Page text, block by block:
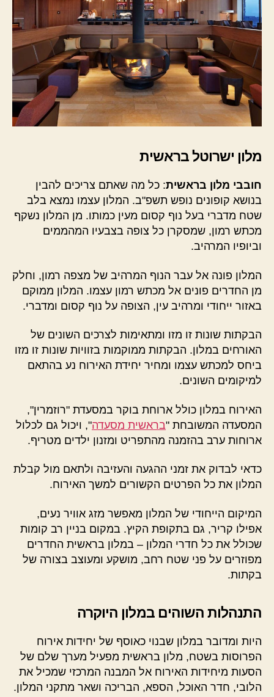
מלון ישרוטל בראשית
חובבי מלון בראשית: כל מה שאתם צריכים להבין
בנושא קופונים נופש תשפ"ב. המלון עצמו נמצא בלב
שטח מדברי בעל נוף קסום מעין כמותו. מן המלון נשקף
מכתש רמון, שמסקרן כל צופה בצבעיו המהממים
וביופיו המרהיב.
המלון פונה אל עבר הנוף המרהיב של מצפה רמון, וחלק
מן החדרים פונים אל מכתש רמון עצמו. המלון ממוקם
באזור ייחודי ומרהיב עין, הצופה על נוף קסום ומדברי.
הבקתות שונות זו מזו ומתאימות לצרכים השונים של
האורחים במלון. הבקתות ממוקמות בזוויות שונות זו מזו
ביחס למכתש עצמו ומחיר יחידת האירוח נע בהתאם
למיקומים השונים.
האירוח במלון כולל ארוחת בוקר במסעדת "רוזמרין",
המסעדה המשובחת "בראשית מסעדה", ויכול גם לכלול
ארוחות ערב בהזמנה מהתפריט ומזנון ילדים מטריף.
כדאי לבדוק את זמני ההגעה והעזיבה ולתאם מול קבלת
המלון את כל הפרטים הקשורים למשך האירוח.
המיקום הייחודי של המלון מאפשר מזג אוויר נעים,
אפילו קריר, גם בתקופת הקיץ. במקום בניין רב קומות
שכולל את כל חדרי המלון – במלון בראשית החדרים
מפוזרים על פני שטח רחב, מושקע ומעוצב בצורה של
בקתות.
התנהלות השוהים במלון היוקרה
היות ומדובר במלון שבנוי כאוסף של יחידות אירוח
הפרוסות בשטח, מלון בראשית מפעיל מערך שלם של
הסעות מיחידות האירוח אל המבנה המרכזי שמכיל את
הלובי, חדר האוכל, הספא, הבריכה ושאר מתקני המלון.